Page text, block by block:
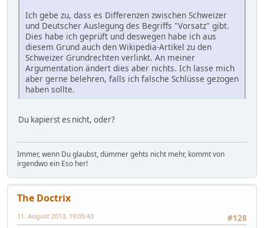
Ich gebe zu, dass es Differenzen zwischen Schweizer
und Deutscher Auslegung des Begriffs "Vorsatz" gibt.
Dies habe ich geprüft und deswegen habe ich aus
diesem Grund auch den Wikipedia-Artikel zu den
Schweizer Grundrechten verlinkt. An meiner
Argumentation ändert dies aber nichts. Ich lasse mich
aber gerne belehren, falls ich falsche Schlüsse gezogen
haben sollte.
Du kapierst es nicht, oder?
Immer, wenn Du glaubst, dümmer gehts nicht mehr, kommt von
irgendwo ein Eso her!
The Doctrix
#128
11. August 2013, 19:05:43